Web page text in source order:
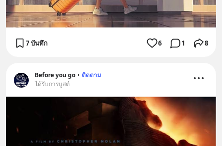
7 บันทึก 6 1 8
Before you go • ติดตาม
ได้รับการบูสต์